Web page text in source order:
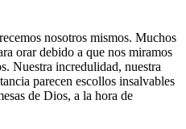
nosotros mismos. Muchos
orar debido a que nos miramos
Nuestra incredulidad, nuestra
parecen escollos insalvables
de Dios, a la hora de